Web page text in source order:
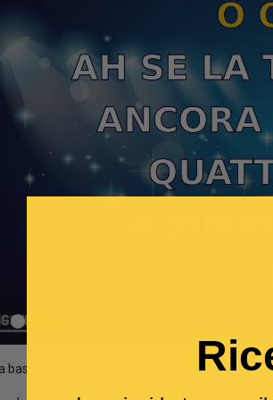
base musicale è una cover del brano Taglia la